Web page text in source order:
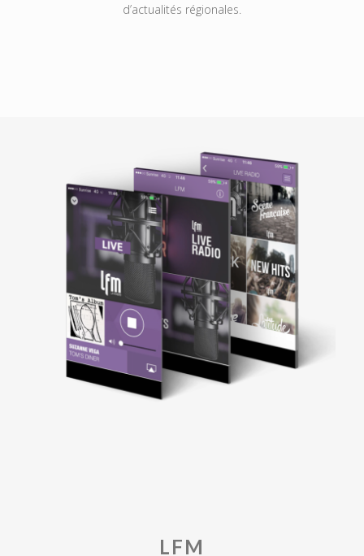
d’actualités régionales.
LFM